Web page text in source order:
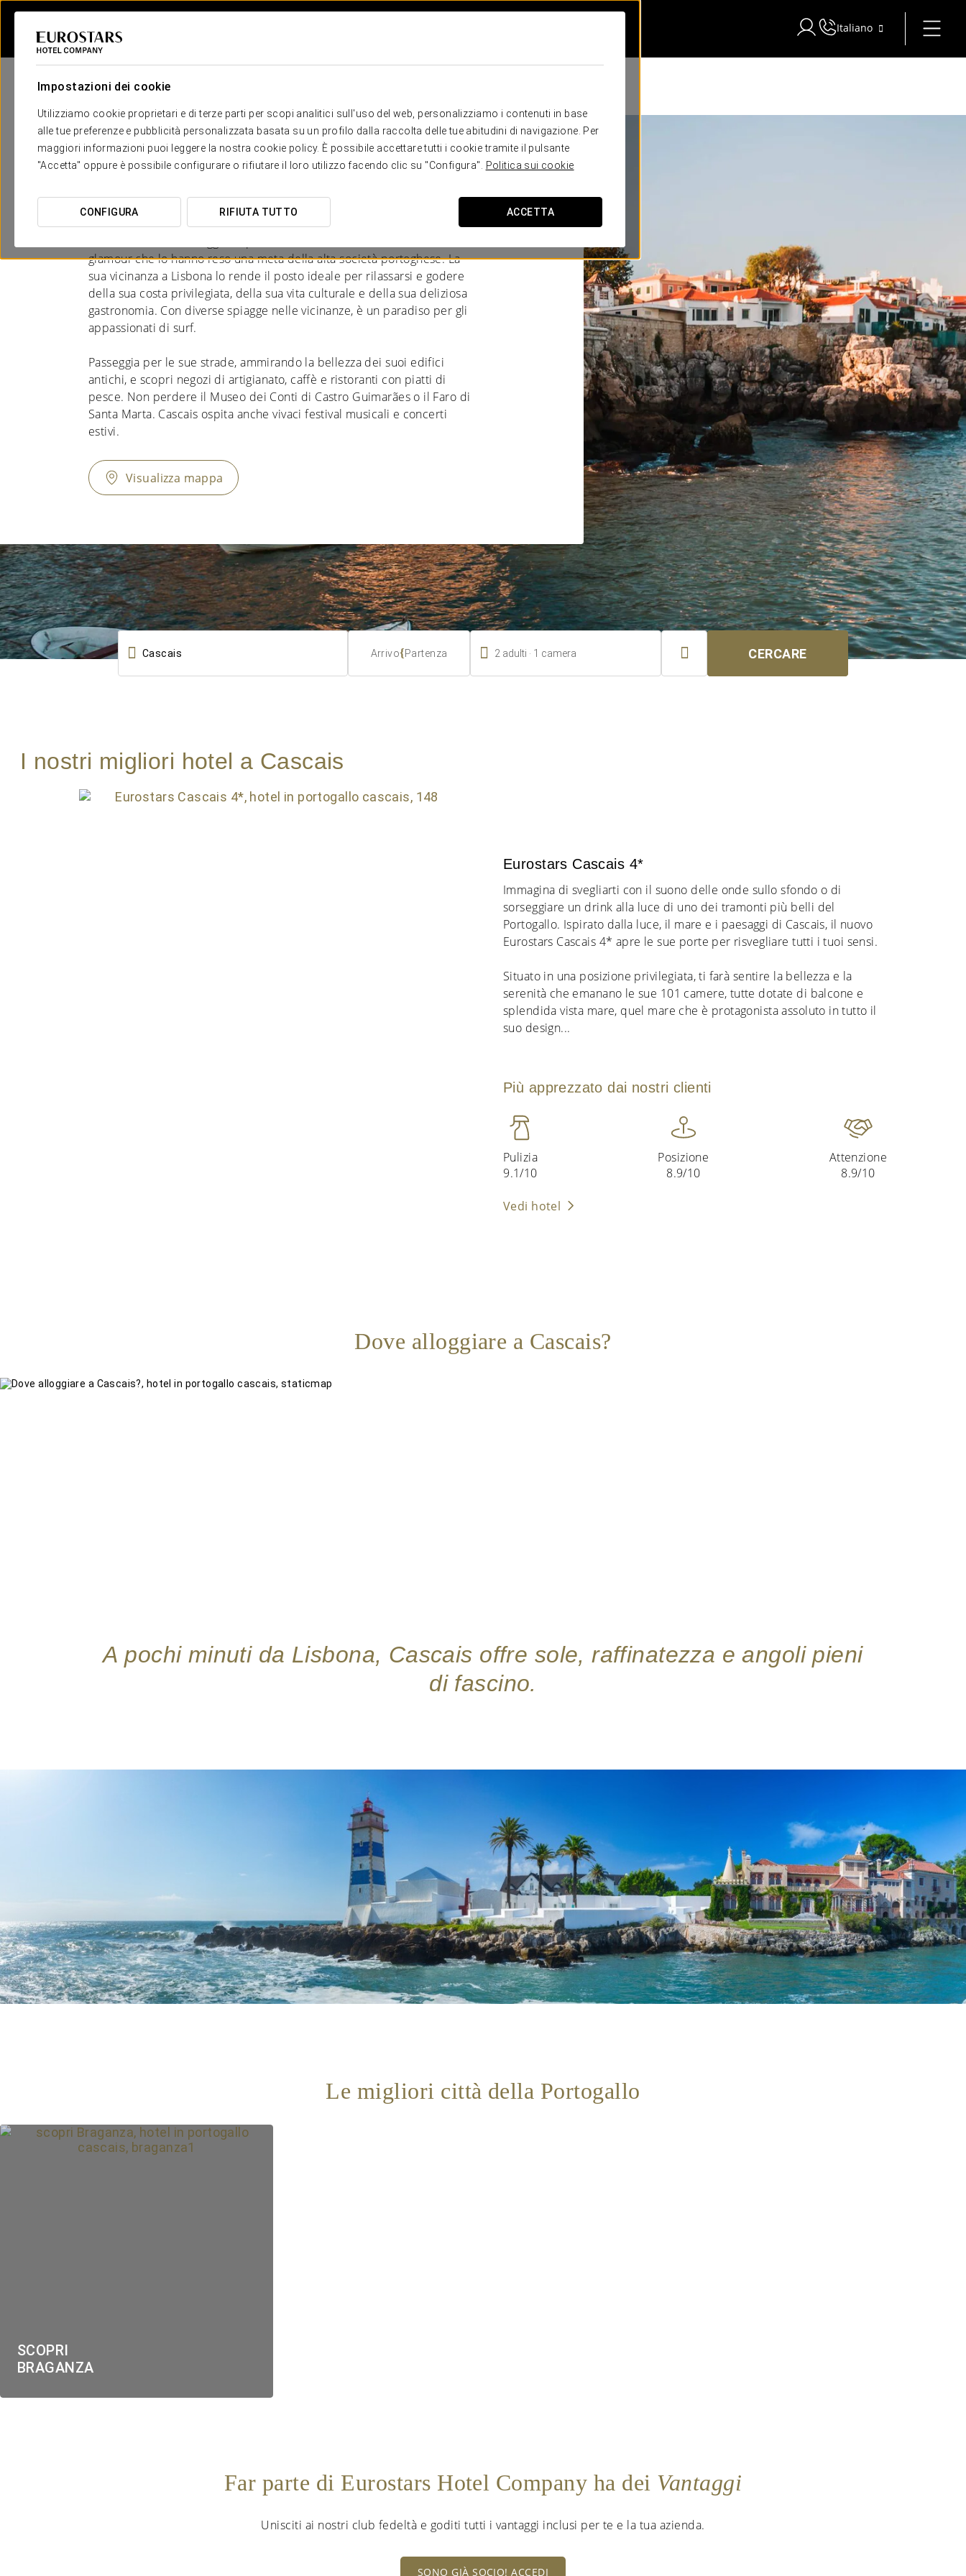
Impostazioni dei cookie
Utilizziamo cookie proprietari e di terze parti per scopi analitici sull'uso del web, personalizziamo i contenuti in base
alle tue preferenze e pubblicità personalizzata basata su un profilo dalla raccolta delle tue abitudini di navigazione. Per
maggiori informazioni puoi leggere la nostra cookie policy. È possibile accettare tutti i cookie tramite il pulsante
"Accetta" oppure è possibile configurare o rifiutare il loro utilizzo facendo clic su "Configura".
Politica sui cookie
CONFIGURA RIFIUTA TUTTO ACCETTA
Accedi a Star Traveler o
Italiano
Hotel a Cascais
FASCINO SUL MARE
glamour che lo hanno reso una meta della alta società portoghese. La
sua vicinanza a Lisbona lo rende il posto ideale per rilassarsi e godere
della sua costa privilegiata, della sua vita culturale e della sua deliziosa
gastronomia. Con diverse spiagge nelle vicinanze, è un paradiso per gli
appassionati di surf.
Passeggia per le sue strade, ammirando la bellezza dei suoi edifici
antichi, e scopri negozi di artigianato, caffè e ristoranti con piatti di
pesce. Non perdere il Museo dei Conti di Castro Guimarães o il Faro di
Santa Marta. Cascais ospita anche vivaci festival musicali e concerti
estivi.
Visualizza mappa
 Arrivo{Partenza  2 adulti 1 camera  CERCARE
I nostri migliori hotel a Cascais
Eurostars Cascais 4*
Immagina di svegliarti con il suono delle onde sullo sfondo o di
sorseggiare un drink alla luce di uno dei tramonti più belli del
Portogallo. Ispirato dalla luce, il mare e i paesaggi di Cascais, il nuovo
Eurostars Cascais 4* apre le sue porte per risvegliare tutti i tuoi sensi.
Situato in una posizione privilegiata, ti farà sentire la bellezza e la
serenità che emanano le sue 101 camere, tutte dotate di balcone e
splendida vista mare, quel mare che è protagonista assoluto in tutto il
suo design...
Più apprezzato dai nostri clienti
Pulizia
9.1/10
Posizione
8.9/10
Attenzione
8.9/10
Vedi hotel
Dove alloggiare a Cascais?
A pochi minuti da Lisbona, Cascais offre sole, raffinatezza e angoli pieni
di fascino.
Le migliori città della Portogallo
SCOPRI
BRAGANZA
Far parte di Eurostars Hotel Company ha dei Vantaggi
Unisciti ai nostri club fedeltà e goditi tutti i vantaggi inclusi per te e la tua azienda.
SONO GIÀ SOCIO! ACCEDI